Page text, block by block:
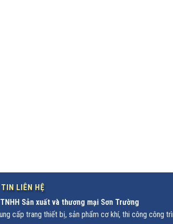
LIÊN HỆ
Sản xuất và thương mại Sơn Trường
cấp trang thiết bị, sản phẩm cơ khí, thi công công